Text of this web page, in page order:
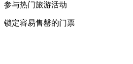
参与热门旅游活动
锁定容易售罄的门票